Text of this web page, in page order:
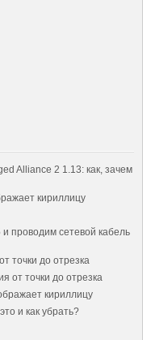
Alliance 2 1.13: как, зачем
кириллицу
проводим сетевой кабель
точки до отрезка
от точки до отрезка
кириллицу
и как убрать?